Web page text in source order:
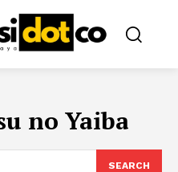
no Yaiba
SEARCH